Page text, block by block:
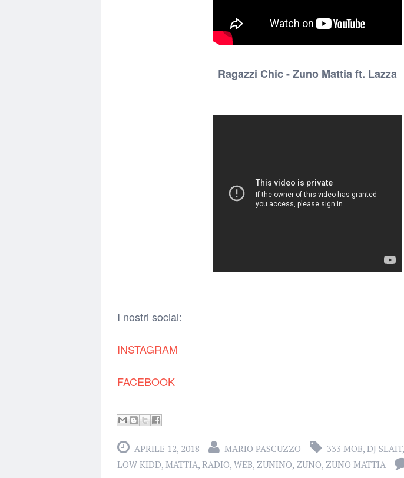
Ragazzi Chic - Zuno Mattia ft. Lazza
I nostri social:
INSTAGRAM
FACEBOOK
APRILE 12, 2018 MARIO PASCUZZO 333 MOB, DJ SLAIT,
LOW KIDD, MATTIA, RADIO, WEB, ZUNINO, ZUNO, ZUNO MATTIA